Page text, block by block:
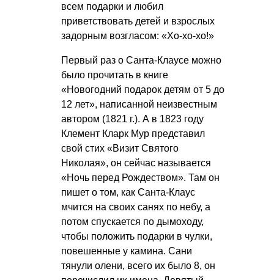
всем подарки и любил
приветствовать детей и взрослых
задорным возгласом: «Хо-хо-хо!»
Первый раз о Санта-Клаусе можно
было прочитать в книге
«Новогодний подарок детям от 5 до
12 лет», написанной неизвестным
автором (1821 г.). А в 1823 году
Клемент Кларк Мур представил
свой стих «Визит Святого
Николая», он сейчас называется
«Ночь перед Рождеством». Там он
пишет о том, как Санта-Клаус
мчится на своих санях по небу, а
потом спускается по дымоходу,
чтобы положить подарки в чулки,
повешенные у камина. Сани
тянули олени, всего их было 8, он